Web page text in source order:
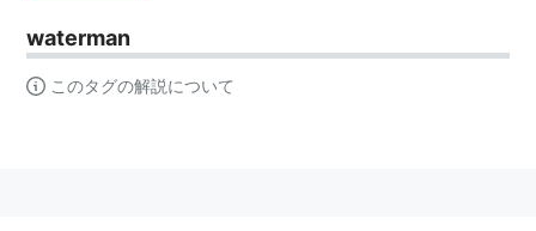
waterman
このタグの解説について